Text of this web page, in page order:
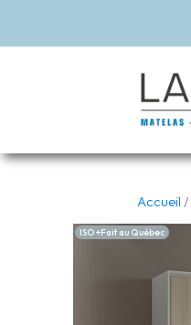
Accueil /
ISO +Fait au Québec